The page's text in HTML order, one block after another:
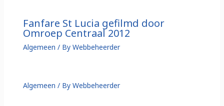
Fanfare St Lucia gefilmd door
Omroep Centraal 2012
Algemeen / By Webbeheerder
Algemeen / By Webbeheerder